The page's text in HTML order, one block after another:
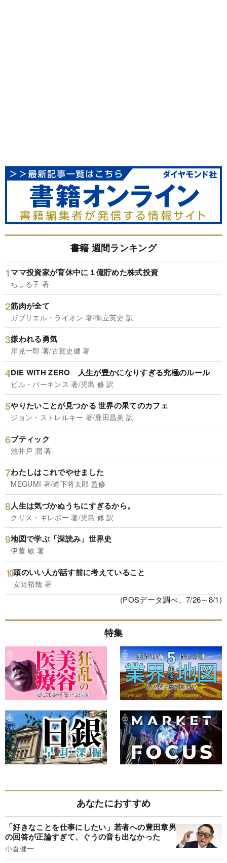
書籍 週間ランキング
ママ投資家が育休中に１億貯めた株式投資
ちょる子 著
筋肉が全て
ガブリエル・ライオン 著/御立英史 訳
嫌われる勇気
岸見一郎 著/古賀史健 著
DIE WITH ZERO 人生が豊かになりすぎる究極のルール
ビル・パーキンス 著/児島 修 訳
やりたいことが見つかる 世界の果てのカフェ
ジョン・ストレルキー 著/鹿田昌美 訳
ブティック
池井戸 潤 著
わたしはこれでやせました
MEGUMI 著/道下将太郎 監修
人生は気づかぬうちにすぎるから。
クリス・ギレボー 著/児島 修 訳
地図で学ぶ「深読み」世界史
伊藤 敏 著
頭のいい人が話す前に考えていること
安達裕哉 著
(POSデータ調べ、7/26～8/1)
特集
あなたにおすすめ
「好きなことを仕事にしたい」若者への豊田章男
の回答が正論すぎて、ぐうの音も出なかった
小倉健一